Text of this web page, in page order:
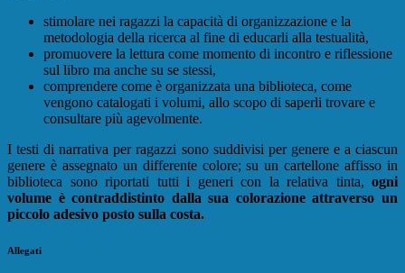
stimolare nei ragazzi la capacità di organizzazione e la
metodologia della ricerca al fine di educarli alla testualità,
promuovere la lettura come momento di incontro e riflessione
sul libro ma anche su se stessi,
comprendere come è organizzata una biblioteca, come
vengono catalogati i volumi, allo scopo di saperli trovare e
consultare più agevolmente.
I testi di narrativa per ragazzi sono suddivisi per genere e a ciascun
genere è assegnato un differente colore; su un cartellone affisso in
biblioteca sono riportati tutti i generi con la relativa tinta, ogni
volume è contraddistinto dalla sua colorazione attraverso un
piccolo adesivo posto sulla costa.
Allegati